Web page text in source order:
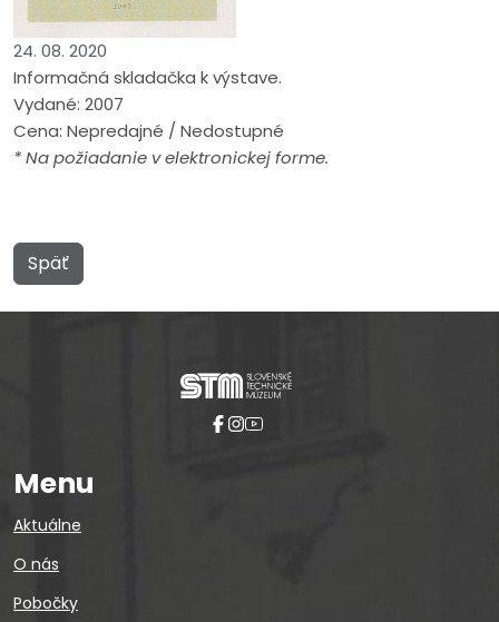
24. 08. 2020
Informačná skladačka k výstave.
Vydané: 2007
Cena: Nepredajné / Nedostupné
* Na požiadanie v elektronickej forme.
Späť
Menu
Aktuálne
O nás
Pobočky